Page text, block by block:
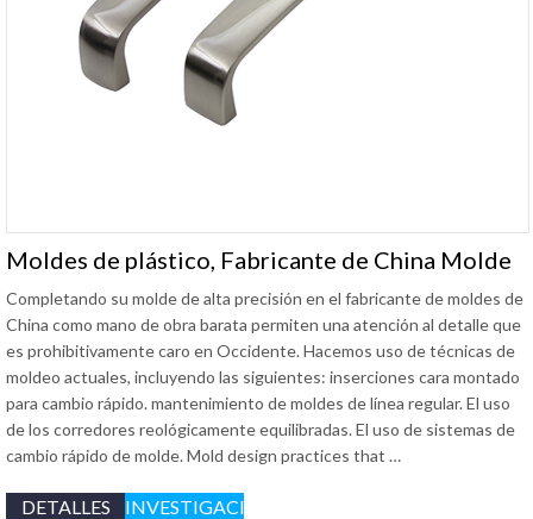
Moldes de plástico, Fabricante de China Molde
Completando su molde de alta precisión en el fabricante de moldes de
China como mano de obra barata permiten una atención al detalle que
es prohibitivamente caro en Occidente. Hacemos uso de técnicas de
moldeo actuales, incluyendo las siguientes: inserciones cara montado
para cambio rápido. mantenimiento de moldes de línea regular. El uso
de los corredores reológicamente equilibradas. El uso de sistemas de
cambio rápido de molde.Mold design practices that …
DETALLES INVESTIGACIÓN